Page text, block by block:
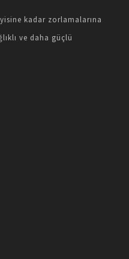
kadar zorlamalarına
ve daha güçlü